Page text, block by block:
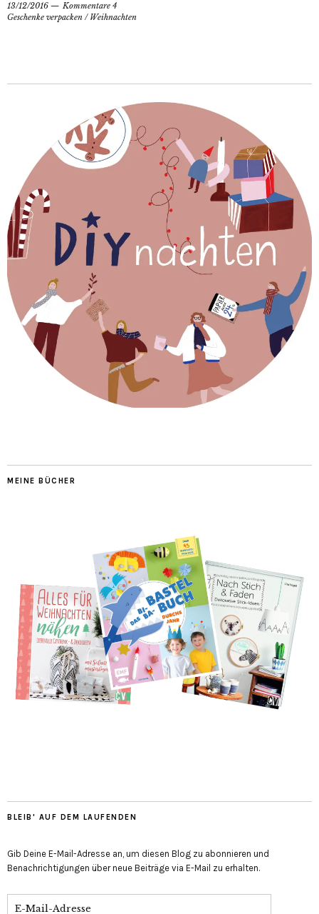
13/12/2016
Kommentare 4
Geschenke verpacken / Weihnachten
MEINE BÜCHER
BLEIB' AUF DEM LAUFENDEN
Gib Deine E-Mail-Adresse an, um diesen Blog zu abonnieren und
Benachrichtigungen über neue Beiträge via E-Mail zu erhalten.